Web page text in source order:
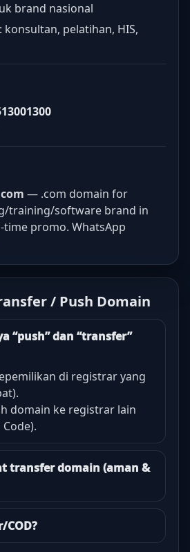
brand nasional
konsultan, pelatihan, HIS,
— .com domain for
training/software brand in
promo. WhatsApp
/ Push Domain
“push” dan “transfer”
di registrar yang
domain ke registrar lain
transfer domain (aman &
COD?